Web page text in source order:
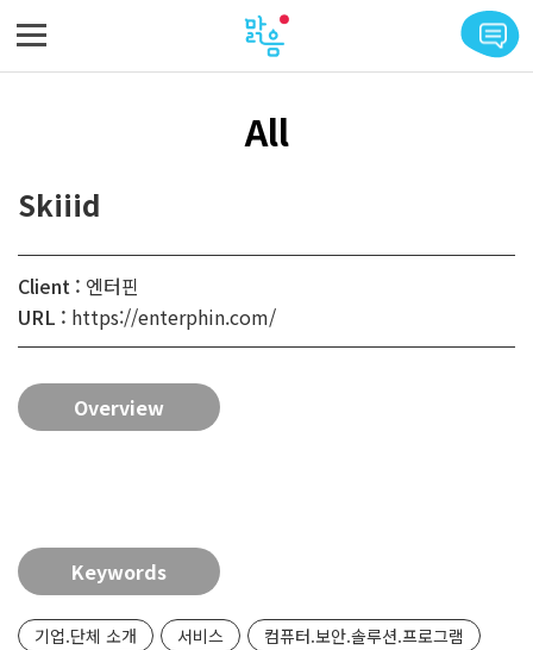
All
Skiiid
Client : 엔터핀
URL : https://enterphin.com/
Overview
Keywords
기업.단체 소개 서비스
컴퓨터.보안.솔루션.프로그램